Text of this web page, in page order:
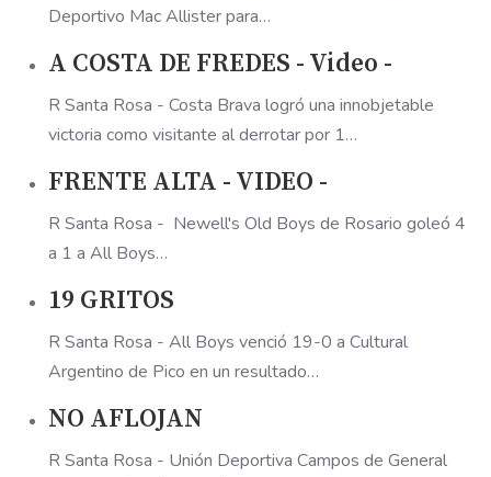
Deportivo Mac Allister para…
A COSTA DE FREDES - Video -
R Santa Rosa - Costa Brava logró una innobjetable
victoria como visitante al derrotar por 1…
FRENTE ALTA - VIDEO -
R Santa Rosa - Newell's Old Boys de Rosario goleó 4
a 1 a All Boys…
19 GRITOS
R Santa Rosa - All Boys venció 19-0 a Cultural
Argentino de Pico en un resultado…
NO AFLOJAN
R Santa Rosa - Unión Deportiva Campos de General